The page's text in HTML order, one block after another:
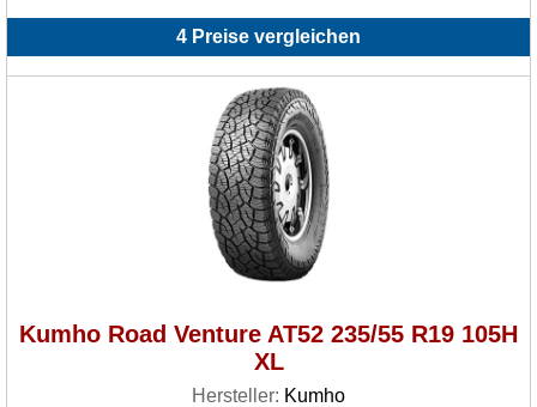
4 Preise vergleichen
Kumho Road Venture AT52 235/55 R19 105H
XL
Hersteller: Kumho